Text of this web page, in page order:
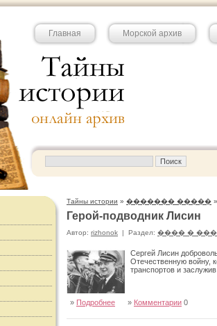
Главная Морской архив
Тайны истории » ������� �����
Герой-подводник Лисин
Автор: rizhonok | Раздел: ���� �
Сергей Лисин
Отечественную войну,
транспортов и
» Подробнее » Комментарии 0